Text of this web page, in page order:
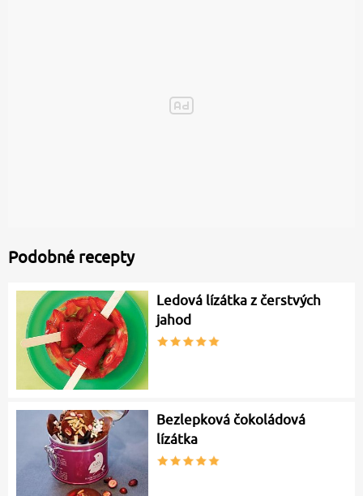
Podobné recepty
Ledová lízátka z čerstvých
jahod
Bezlepková čokoládová
lízátka